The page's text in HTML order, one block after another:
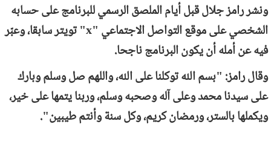
ونشر رامز جلال قبل أيام الملصق الرسمي للبرنامج على حسابه
الشخصي على موقع التواصل الاجتماعي "x" تويتر سابقا، وعبّر
فيه عن أمله أن يكون البرنامج ناجحا.
وقال رامز: "بسم الله توكلنا على الله، واللهم صل وسلم وبارك
على سيدنا محمد وعلى آله وصحبه وسلم، وربنا يتمها على خير،
ويكملها بالستر، ورمضان كريم، وكل سنة وأنتم طيبين".